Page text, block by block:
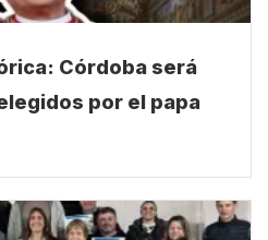
Córdoba será
por el papa